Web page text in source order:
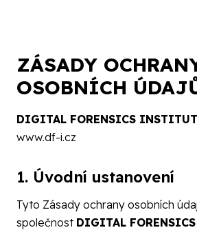
ZÁSADY
OSOBNÍCH
DIGITAL FORENSICS
www.df-i.cz
1. Úvodní ustanovení
Tyto Zásady ochrany osobních
společnost DIGITAL